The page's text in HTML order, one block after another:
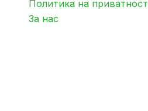
Политика на приватност
За нас